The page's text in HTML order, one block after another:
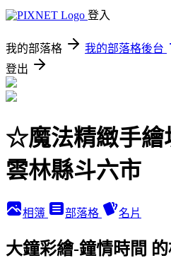
登入
我的部落格 我的部落格後台
登出
☆魔法精緻手
雲林縣斗六市
相簿 部落格 名片
大鐘彩繪-鐘情時間